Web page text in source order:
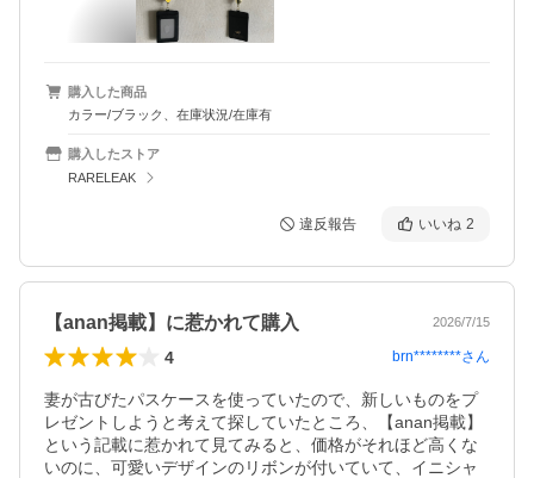
購入した商品
カラー/ブラック、在庫状況/在庫有
購入したストア
RARELEAK
違反報告 いいね 2
【anan掲載】に惹かれて購入 2026/7/15
4 brn********さん
妻が古びたパスケースを使っていたので、新しいものをプ
レゼントしようと考えて探していたところ、【anan掲載】
という記載に惹かれて見てみると、価格がそれほど高くな
いのに、可愛いデザインのリボンが付いていて、イニシャ